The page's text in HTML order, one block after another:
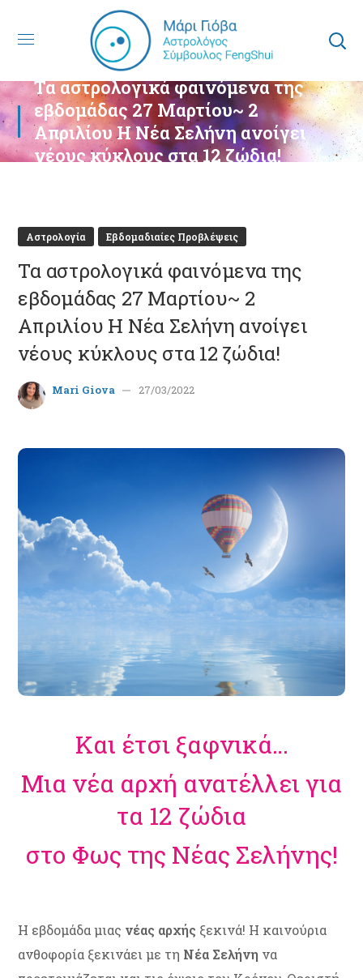
Τα αστρολογικά φαινόμενα της
εβδομάδας 27 Μαρτίου~ 2
Απριλίου Η Νέα Σελήνη ανοίγει
νέους κύκλους στα 12 ζώδια!
Αστρολογία Εβδομαδιαίες Προβλέψεις
Τα αστρολογικά φαινόμενα της
εβδομάδας 27 Μαρτίου~ 2
Απριλίου Η Νέα Σελήνη ανοίγει
νέους κύκλους στα 12 ζώδια!
Mari Giova 27/03/2022
Και έτσι ξαφνικά…
Mια νέα αρχή ανατέλλει για
τα 12 ζώδια
στο Φως της Νέας Σελήνης!
H εβδομάδα μιας νέας αρχής ξεκινά! Η καινούρια
ανθοφορία ξεκινάει με τη Νέα Σελήνη να